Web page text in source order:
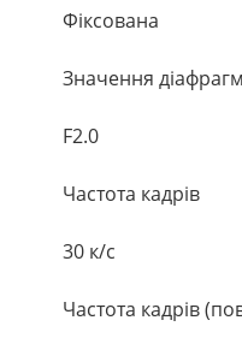
Фіксована
Значення
F2.0
Частота кадрів
30 к/с
Частота кадрів